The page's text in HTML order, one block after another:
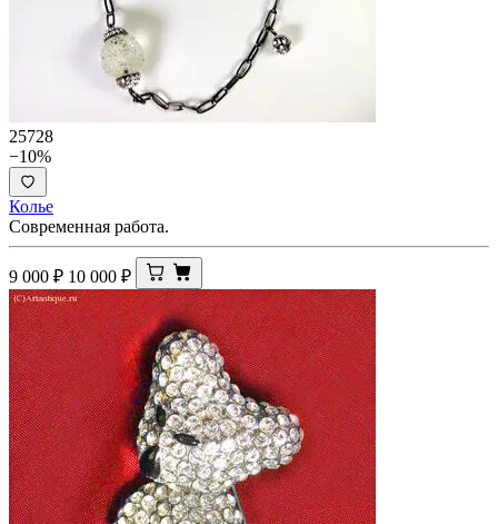
25728
−10%
Колье
Современная работа.
9 000 ₽ 10 000 ₽